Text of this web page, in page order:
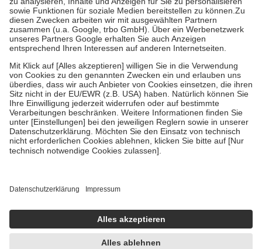
Bei Heilmitteln und häuslicher Krankenpflege beträgt die
Zuzahlung zehn Prozent der Kosten sowie zehn Euro je
Verordnung.
Um das Engagement der Versicherten für ihre eigene Gesundheit zu
stärken und die besondere Stellung der Familie zu unterstützen,
fallenkeine Zuzahlungenan bei:
• Kindern und Jugendlichen bis zum vollendeten 18. Lebensjahr
mit Ausnahme der Fahrkosten
• Untersuchungen zur Vorsorge und Früherkennung, die von der
GKV getragen werden
• empfohlenen Schutzimpfungen
• Harn- und Blutteststreifen
getroffen, um sicherzustellen, dass es sich um echte Bewertungen
https://help.etrusted.com/hc/de/articles/4419944605341
Einige Bilder und Inhalte wurden unter Zuhilfenahme künstlicher